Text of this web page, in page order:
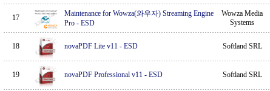
17
Maintenance for Wowza(와우자) Streaming Engine
Pro- ESD
Wowza Media
Systems
18 novaPDF Lite v11- ESD Softland SRL
19 novaPDF Professional v11- ESD Softland SRL